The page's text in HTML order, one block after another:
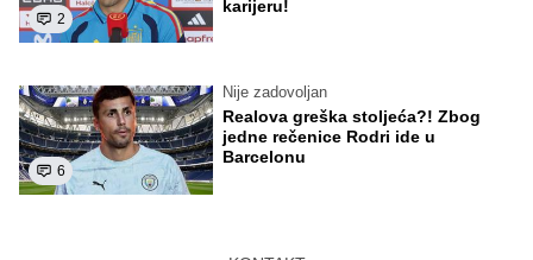
2
karijeru!
6
Nije zadovoljan
Realova greška stoljeća?! Zbog
jedne rečenice Rodri ide u
Barcelonu